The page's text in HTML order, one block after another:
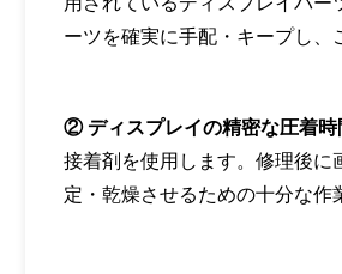
ーツを確実に手配・キープし、
② ディスプレイの精密な圧着時
接着剤を使用します。修理後に
定・乾燥させるための十分な作